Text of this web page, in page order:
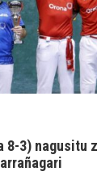
8-3) nagusitu